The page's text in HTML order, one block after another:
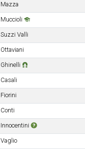
Mazza
Muccioli
Suzzi Valli
Ottaviani
Ghinelli
Casali
Fiorini
Conti
Innocentini
Vaglio